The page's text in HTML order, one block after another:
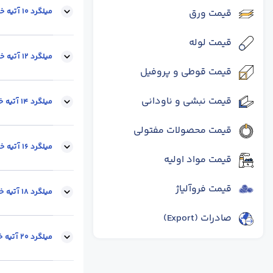
قیمت ورق
قیمت لوله
قیمت قوطی و پروفیل
قیمت نبشی و ناودانی
قیمت محصولات مفتولی
قیمت مواد اولیه
قیمت فروآلیاژ
صادرات (Export)
میلگرد 10 آتیه خلیج فارس
محل تحویل :
میلگرد 12 آتیه خلیج فارس
محل تحویل :
میلگرد 14 آتیه خلیج فارس
محل تحویل :
میلگرد 16 آتیه خلیج فارس
محل تحویل :
میلگرد 18 آتیه خلیج فارس
محل تحویل :
میلگرد 20 آتیه خلیج فارس